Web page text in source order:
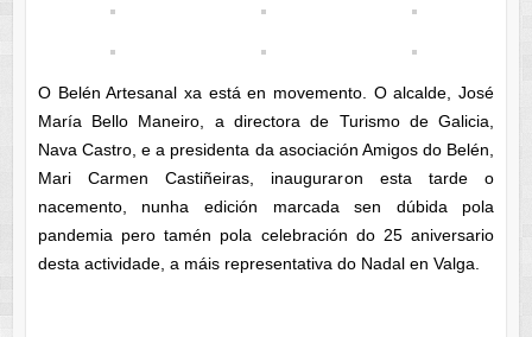
O Belén Artesanal xa está en movemento. O alcalde, José
María Bello Maneiro, a directora de Turismo de Galicia,
Nava Castro, e a presidenta da asociación Amigos do Belén,
Mari Carmen Castiñeiras, inauguraron esta tarde o
nacemento, nunha edición marcada sen dúbida pola
pandemia pero tamén pola celebración do 25 aniversario
desta actividade, a máis representativa do Nadal en Valga.